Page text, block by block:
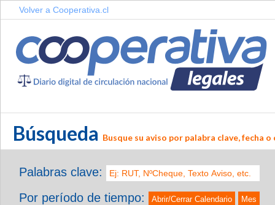
Volver a Cooperativa.cl
Búsqueda Busque su aviso por palabra clave, fecha
Palabras clave:
Por período de tiempo:
Abrir/Cerrar Calendario Mes